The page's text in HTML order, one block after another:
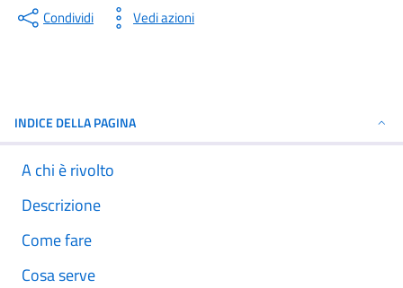
Condividi Vedi azioni
INDICE DELLA PAGINA
A chi è rivolto
Descrizione
Come fare
Cosa serve